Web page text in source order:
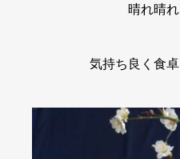
晴れ晴
気持ち良く食